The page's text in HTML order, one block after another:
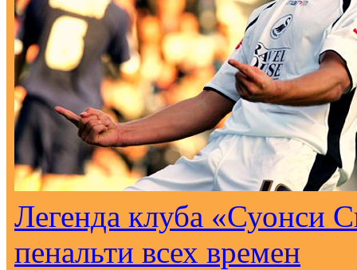
Легенда клуба «Суонси
пенальти всех времен